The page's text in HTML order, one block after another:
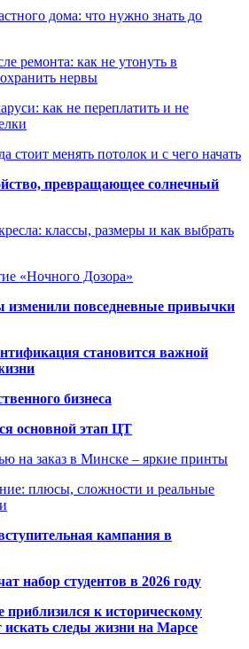
дома: что нужно знать до
ремонта: как не утонуть в
нервы
как не переплатить и не
стоит менять потолок и с чего начать
превращающее солнечный
классы, размеры и как выбрать
«Ночного Дозора»
изменили повседневные привычки
становится важной
бизнеса
основной этап ЦТ
на заказ в Минске – яркие принты
плюсы, сложности и реальные
кампания в
набор студентов в 2026 году
приблизился к историческому
искать следы жизни на Марсе